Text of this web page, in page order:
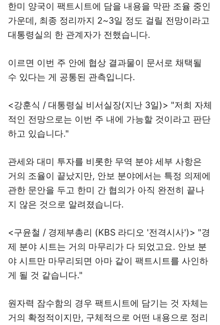
한미 양국이 팩트시트에 담을 내용을 막판 조율 중인
가운데, 최종 정리까지 2~3일 정도 걸릴 전망이라고
대통령실의 한 관계자가 전했습니다.
이르면 이번 주 안에 협상 결과물이 문서로 채택될
수 있다는 게 공통된 관측입니다.
<강훈식 / 대통령실 비서실장(지난 3일)> "저희 자체
적인 전망으로는 이번 주 내에 가능할 것이라고 판단
하고 있습니다."
관세와 대미 투자를 비롯한 무역 분야 세부 사항은
거의 조율이 끝났지만, 안보 분야에서는 특정 의제에
관한 문안을 두고 한미 간 협의가 아직 완전히 끝나
지 않은 것으로 알려졌습니다.
<구윤철 / 경제부총리 (KBS 라디오 '전격시사')> "경
제 분야 시트는 거의 마무리가 다 되었고요. 안보 분
야 시트만 마무리되면 아마 같이 팩트시트를 사인하
게 될 것 같습니다."
원자력 잠수함의 경우 팩트시트에 담기는 것 자체는
거의 확정적이지만, 구체적으로 어떤 내용으로 정리